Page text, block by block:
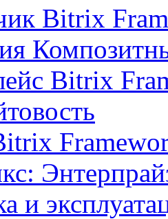
Bitrix
Bitrix
и